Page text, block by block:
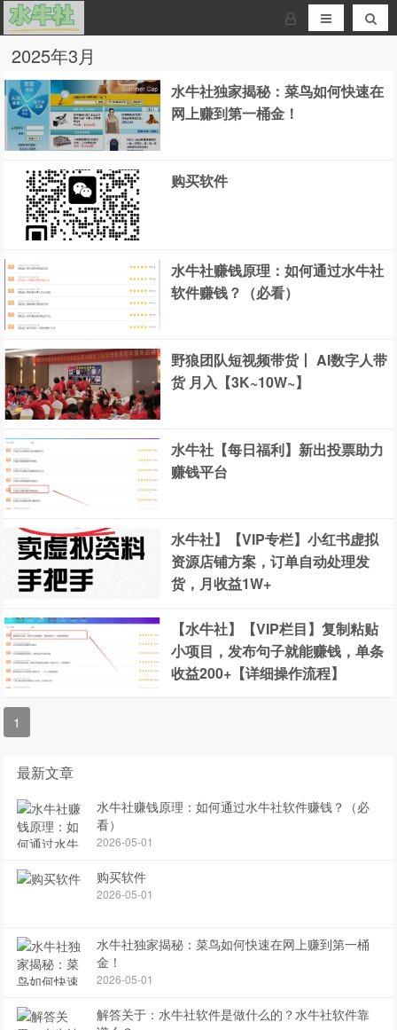
2025年3月
水牛社独家揭秘：菜鸟如何快速在
网上赚到第一桶金！
购买软件
水牛社赚钱原理：如何通过水牛社
软件赚钱？（必看）
野狼团队短视频带货丨 AI数字人带
货 月入【3K~10W~】
水牛社【每日福利】新出投票助力
赚钱平台
水牛社】【VIP专栏】小红书虚拟
资源店铺方案，订单自动处理发
货，月收益1W+
【水牛社】【VIP栏目】复制粘贴
小项目，发布句子就能赚钱，单条
收益200+【详细操作流程】
1
最新文章
水牛社赚钱原理：如何通过水牛社软件赚钱？（必
看）
2026-05-01
购买软件
2026-05-01
水牛社独家揭秘：菜鸟如何快速在网上赚到第一桶
金！
2026-05-01
解答关于：水牛社软件是做什么的？水牛社软件靠